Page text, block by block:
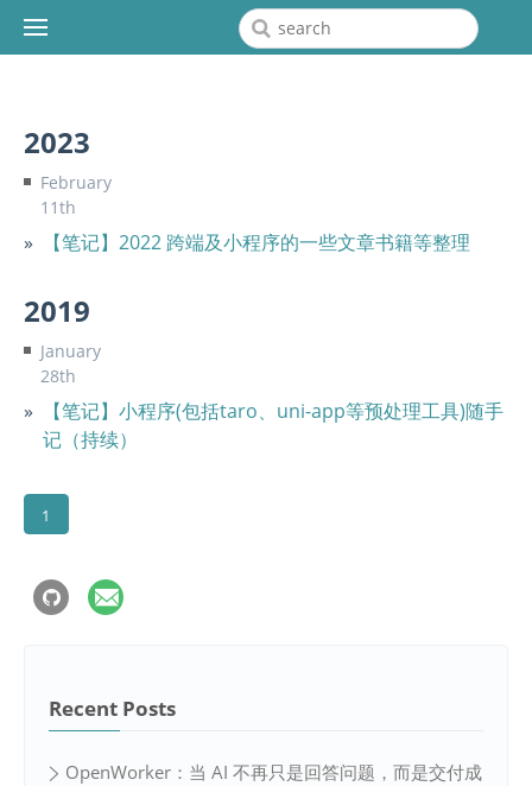
2023
February
11th
【笔记】2022 跨端及小程序的一些文章书籍等整理
2019
January
28th
【笔记】小程序(包括taro、uni-app等预处理工具)随手
记（持续）
1
Recent Posts
OpenWorker：当 AI 不再只是回答问题，而是交付成